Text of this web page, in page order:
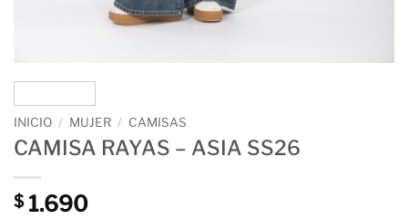
INICIO / MUJER / CAMISAS
CAMISA RAYAS – ASIA SS26
$1.690